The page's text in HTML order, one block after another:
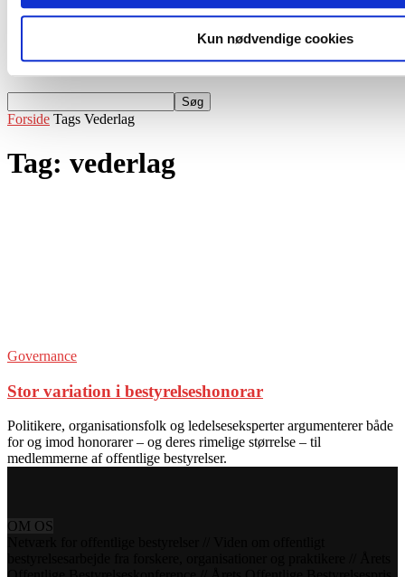
Kun nødvendige cookies
Cases
Forside Tags Vederlag
Tag: vederlag
Governance
Stor variation i bestyrelseshonorar
Politikere, organisationsfolk og ledelseseksperter argumenterer både
for og imod honorarer – og deres rimelige størrelse – til
medlemmerne af offentlige bestyrelser.
OM OS